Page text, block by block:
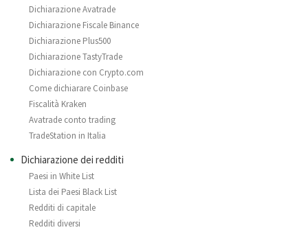
Dichiarazione Avatrade
Dichiarazione Fiscale Binance
Dichiarazione Plus500
Dichiarazione TastyTrade
Dichiarazione con Crypto.com
Come dichiarare Coinbase
Fiscalità Kraken
Avatrade conto trading
TradeStation in Italia
Dichiarazione dei redditi
Paesi in White List
Lista dei Paesi Black List
Redditi di capitale
Redditi diversi